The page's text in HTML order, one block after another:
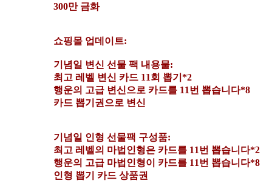
300만 금화
쇼핑몰 업데이트:
기념일 변신 선물 팩 내용물:
최고 레벨 변신 카드 11회 뽑기*2
행운의 고급 변신으로 카드를 11번 뽑습니다*8
카드 뽑기권으로 변신
기념일 인형 선물팩 구성품:
최고 레벨의 마법인형은 카드를 11번 뽑습니다*2
행운의 고급 마법인형이 카드를 11번 뽑습니다*8
인형 뽑기 카드 상품권